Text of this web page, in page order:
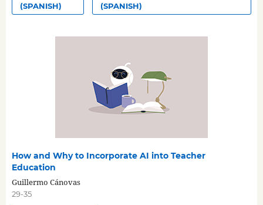
(SPANISH)
(SPANISH)
How and Why to Incorporate AI into Teacher
Education
Guillermo Cánovas
29-35